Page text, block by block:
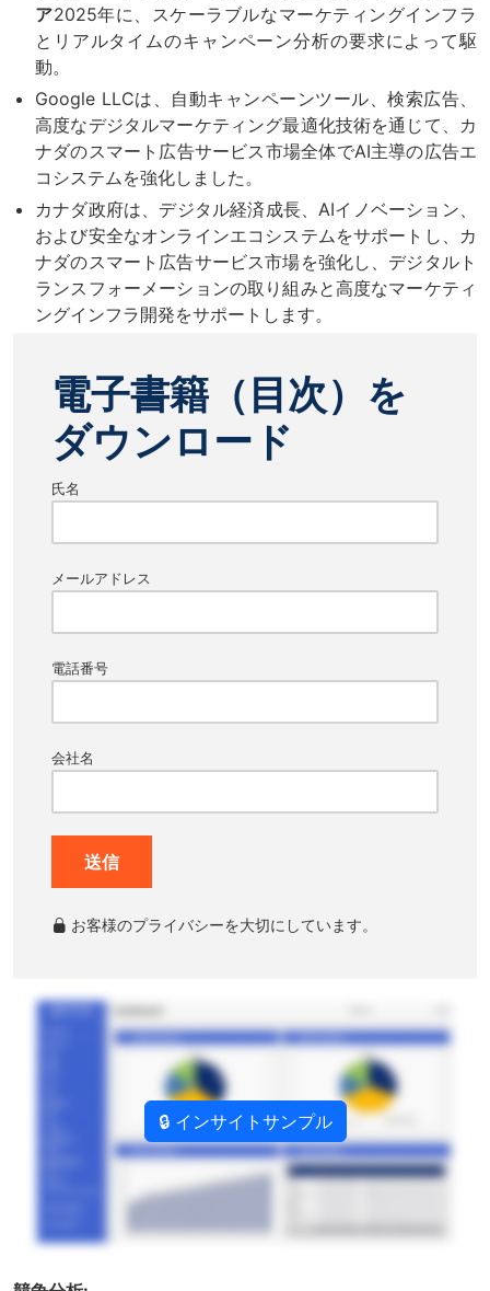
ア2025年に、スケーラブルなマーケティングインフラ
とリアルタイムのキャンペーン分析の要求によって駆
動。
Google LLCは、自動キャンペーンツール、検索広告、
高度なデジタルマーケティング最適化技術を通じて、カ
ナダのスマート広告サービス市場全体でAI主導の広告エ
コシステムを強化しました。
カナダ政府は、デジタル経済成長、AIイノベーション、
および安全なオンラインエコシステムをサポートし、カ
ナダのスマート広告サービス市場を強化し、デジタルト
ランスフォーメーションの取り組みと高度なマーケティ
ングインフラ開発をサポートします。
電子書籍（目次）を
ダウンロード
氏名
メールアドレス
電話番号
会社名
送信
お客様のプライバシーを大切にしています。
🔒 インサイトサンプル